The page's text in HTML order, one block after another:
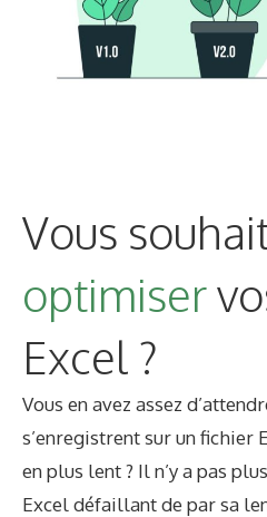
Vous
optimiser
Excel ?
Vous en avez assez
s’enregistrent sur un fichier
en plus lent ? Il n’y a pas
Excel défaillant de par sa